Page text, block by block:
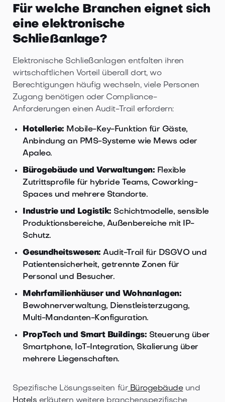
Für welche Branchen eignet sich
eine elektronische
Schließanlage?
Elektronische Schließanlagen entfalten ihren
wirtschaftlichen Vorteil überall dort, wo
Berechtigungen häufig wechseln, viele Personen
Zugang benötigen oder Compliance-
Anforderungen einen Audit-Trail erfordern:
Hotellerie: Mobile-Key-Funktion für Gäste,
Anbindung an PMS-Systeme wie Mews oder
Apaleo.
Bürogebäude und Verwaltungen: Flexible
Zutrittsprofile für hybride Teams, Coworking-
Spaces und mehrere Standorte.
Industrie und Logistik: Schichtmodelle, sensible
Produktionsbereiche, Außenbereiche mit IP-
Schutz.
Gesundheitswesen:Audit-Trail für DSGVO und
Patientensicherheit, getrennte Zonen für
Personal und Besucher.
Mehrfamilienhäuser und Wohnanlagen:
Bewohnerverwaltung, Dienstleisterzugang,
Multi-Mandanten-Konfiguration.
PropTech und Smart Buildings: Steuerung über
Smartphone, IoT-Integration, Skalierung über
mehrere Liegenschaften.
Spezifische Lösungsseiten fürBürogebäudeund